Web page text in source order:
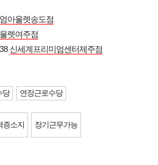
아울렛송도점
렛여주점
신세계프리미엄센터제주점
당 연장근로수당
증소지 장기근무가능